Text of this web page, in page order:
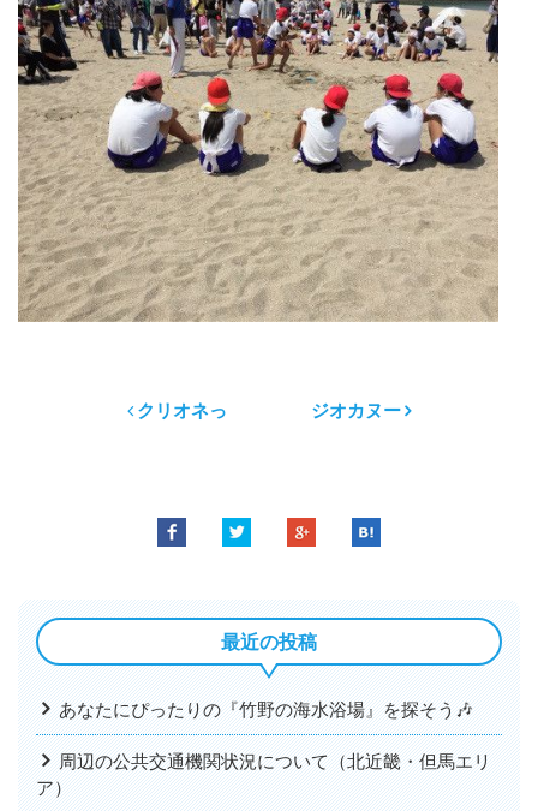
クリオネっ ジオカヌー
最近の投稿
あなたにぴったりの『竹野の海水浴場』を探そう🎶
周辺の公共交通機関状況について（北近畿・但馬エリ
ア）